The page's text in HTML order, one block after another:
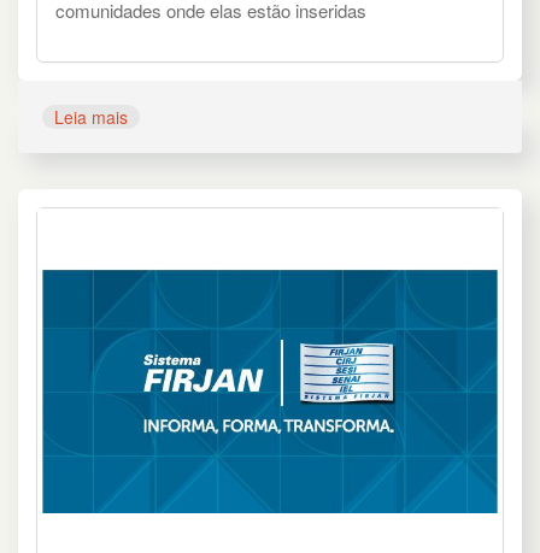
comunidades onde elas estão inseridas
Leia mais